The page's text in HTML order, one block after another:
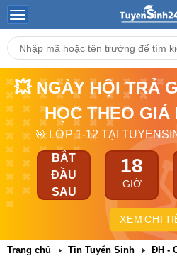
💥 NGÀY HỘI TRẢ
HỌC THEO GIÁ
🎯 LỚP 1-12 TẠI
BẮT
ĐẦU
SAU
18
GIỜ
XEM CHI
Trang chủ Tin Tuyển Sinh ĐH -